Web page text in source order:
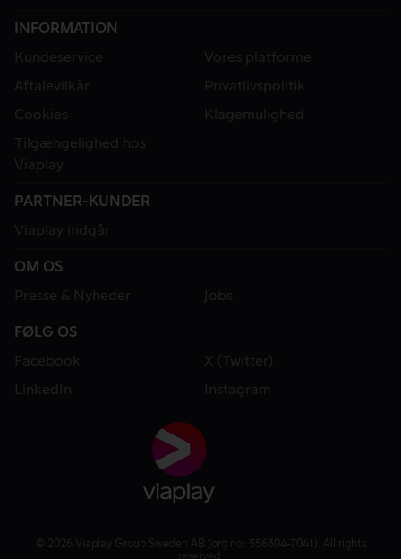
INFORMATION
Kundeservice
Vores platforme
Aftalevilkår
Privatlivspolitik
Cookies
Klagemulighed
Tilgængelighed hos
Viaplay
PARTNER-KUNDER
Viaplay indgår
OM OS
Presse & Nyheder
Jobs
FØLG OS
Facebook
X (Twitter)
LinkedIn
Instagram
© 2026 Viaplay Group Sweden AB (org.no: 556304-7041). All rights
reserved.